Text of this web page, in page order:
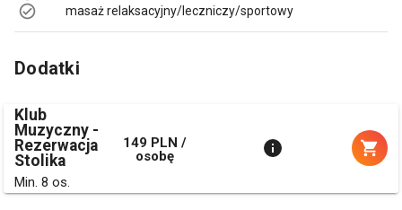
masaż relaksacyjny/leczniczy/sportowy
Dodatki
Klub
Muzyczny -
Rezerwacja
Stolika
Min. 8 os.
149 PLN /
osobę